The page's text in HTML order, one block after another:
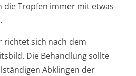
die Tropfen immer mit etwas
richtet sich nach dem
Die Behandlung sollte
Abklingen der